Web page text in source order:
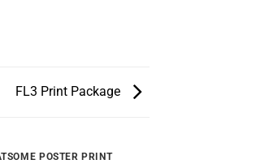
FL3 Print Package
POSTER PRINT